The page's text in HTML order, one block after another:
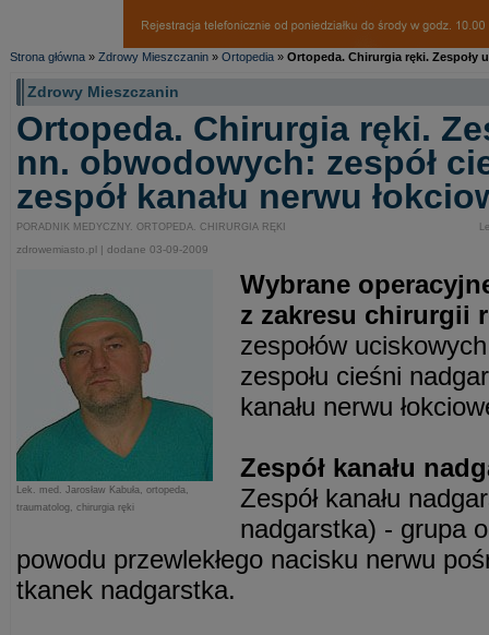
Strona główna » Zdrowy Mieszczanin » Ortopedia » Ortopeda. Chirurgia ręki. Zespoły
Zdrowy Mieszczanin
Ortopeda. Chirurgia ręki.
nn. obwodowych: zespół
zespół kanału nerwu
PORADNIK MEDYCZNY. ORTOPEDA. CHIRURGIA RĘKI
zdrowemiasto.pl | dodane 03-09-2009
Lek. med. Jarosław Kabuła, ortopeda,
traumatolog, chirurgia ręki
Wybrane
z zakresu chirurgii
zespołów
zespołu cieśni
kanału nerwu
Zespół kanału
Zespół kanału
nadgarstka) - grupa
powodu przewlekłego nacisku nerwu
tkanek nadgarstka.